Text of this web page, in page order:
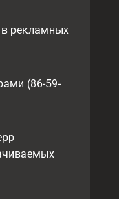
рекламных
(86-59-